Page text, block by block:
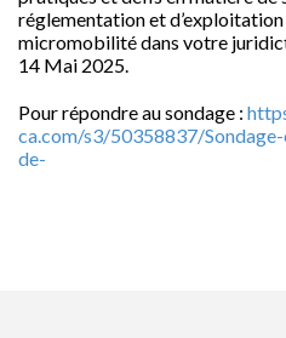
réglementation et
micromobilité dans votre
14 Mai 2025.
Pour répondre au sondage :
ca.com/s3/50358837/
de-